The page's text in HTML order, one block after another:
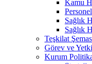
Kamu
Sağlık
Sağlık
Teşkilat
Görev ve
Kurum